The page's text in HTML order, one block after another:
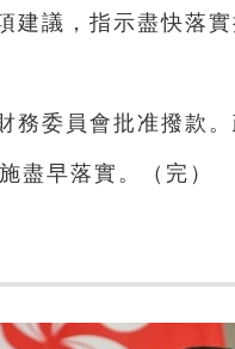
建議，指示盡快落
務委員會批准撥款
盡早落實。（完）